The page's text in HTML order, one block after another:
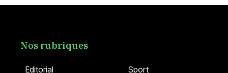
Editorial Sport
Nos rubriques